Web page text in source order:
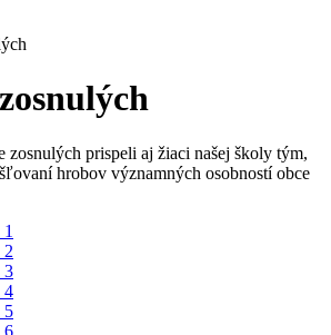
zosnulých prispeli aj žiaci našej školy tým,
hrobov významných osobností obce